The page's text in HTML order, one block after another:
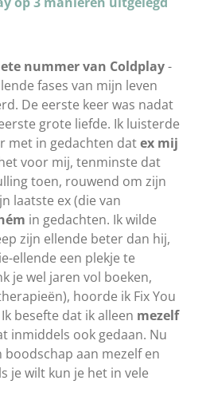
nummer van Coldplay-
fases van mijn leven
De eerste keer was nadat
grote liefde. Ik luisterde
met in gedachten datex mij
voor mij, tenminste dat
toen, rouwend om zijn
laatste ex (die van
in gedachten. Ik wilde
zijn ellende beter dan hij,
ellende een plekje te
je wel jaren vol boeken,
hoorde ik Fix You
besefte dat ik alleen mezelf
inmiddels ook gedaan. Nu
aan mezelf en
je wilt kun je het in vele